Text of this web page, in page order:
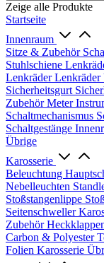
Zeige alle Produkte
Startseite
Innenraum
Sitze & Zubehör
Stuhlschiene
LenkräderLenkräder
Sicherheitsgurt
ZubehörMeter
Schaltmechanismus
Schaltgestänge
Übrige
Karosserie
Beleuchtung
Nebelleuchten
Stoßstangenlippe
Seitenschweller
Zubehör
Carbon & Polyester
Folien Karosserie